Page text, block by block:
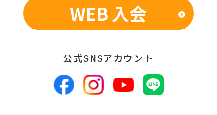
WEB 入会
公式SNSアカウント